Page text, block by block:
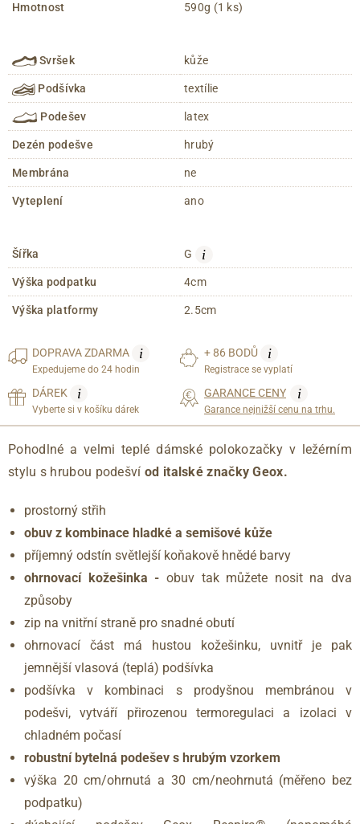
Hmotnost 590g (1 ks)
Svršek kůže
Podšívka textílie
Podešev latex
Dezén podešve hrubý
Membrána ne
Vyteplení ano
Šířka G i
Výška podpatku 4cm
Výška platformy 2.5cm
DOPRAVAZDARMA i
Expedujeme do 24 hodin
+ 86 BODŮ i
Registrace se vyplatí
DÁREK i
Vyberte si v košíku dárek
GARANCE CENY i
Garance nejnižší cenu na trhu.
Pohodlné a velmi teplé dámské polokozačky v ležérním
stylu s hrubou podešví od italské značky Geox.
prostorný střih
obuv z kombinace hladké a semišové kůže
příjemný odstín světlejší koňakově hnědé barvy
ohrnovací kožešinka - obuv tak můžete nosit na dva
způsoby
zip na vnitřní straně pro snadné obutí
ohrnovací část má hustou kožešinku, uvnitř je pak
jemnější vlasová (teplá) podšívka
podšívka v kombinaci s prodyšnou membránou v
podešvi, vytváří přirozenou termoregulaci a izolaci v
chladném počasí
robustní bytelná podešev s hrubým vzorkem
výška 20 cm/ohrnutá a 30 cm/neohrnutá (měřeno bez
podpatku)